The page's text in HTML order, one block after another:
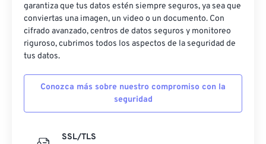
garantiza que tus datos estén siempre seguros, ya sea que
conviertas una imagen, un video o un documento. Con
cifrado avanzado, centros de datos seguros y monitoreo
riguroso, cubrimos todos los aspectos de la seguridad de
tus datos.
Conozca más sobre nuestro compromiso con la
seguridad
SSL/TLS